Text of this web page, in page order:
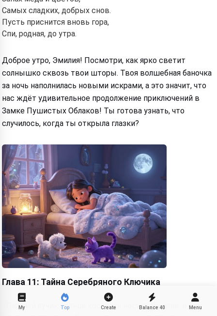
Самых сладких, добрых снов.
Пусть приснится вновь гора,
Спи, родная, до утра.
Доброе утро, Эмилия! Посмотри, как ярко светит
солнышко сквозь твои шторы. Твоя волшебная баночка
за ночь наполнилась новыми искрами, а это значит, что
нас ждёт удивительное продолжение приключений в
Замке Пушистых Облаков! Ты готова узнать, что
случилось, когда ты открыла глазки?
Глава 11: Тайна Серебряного Ключика
Первый лучик солнца коснулся носика Эмилии, и она
My Top Create Balance 40 Menu